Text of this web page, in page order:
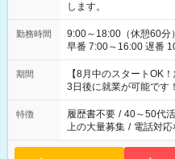
します。
勤務時間
9:00～18:00（休憩60分） ■ご希望があれば下記シフトも
早番 7:00～16:00 遅番
と休みを合わせたい」
「できれば残業はした
ね。 ※Wワーク希望の方へ 今ご覧のお仕事で希望する勤務時間
と、もう1つのお仕事の
合は応募できません。
期間
【8月中のスタートOK
3日後に就業が可能です！
特徴 履歴書不要 / 40～50代
上の大量募集 / 電話対応